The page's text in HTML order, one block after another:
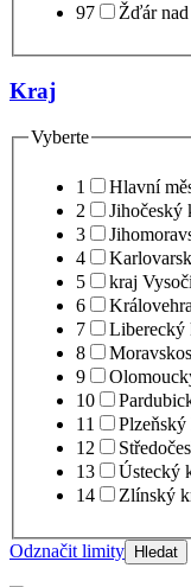
97
Žďár
Kraj
Vyberte
1
Hlavní
2
Jihočeský
3
4
5
kraj
6
7
Liberecký
8
9
10
11
Plzeňský
12
13
Ústecký
14
Zlínský
Odznačit limity Hledat